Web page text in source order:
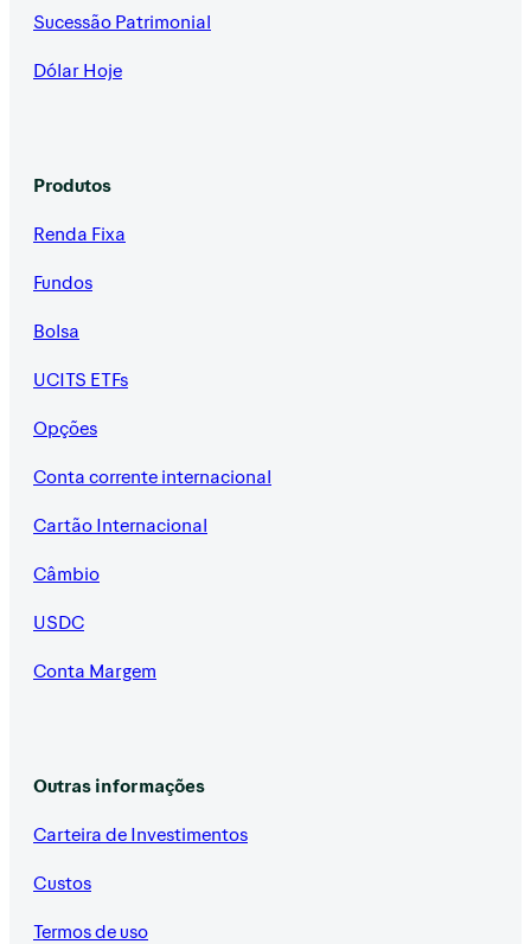
Sucessão Patrimonial
Dólar Hoje
Produtos
Renda Fixa
Fundos
Bolsa
UCITS ETFs
Opções
Conta corrente internacional
Cartão Internacional
Câmbio
USDC
Conta Margem
Outras informações
Carteira de Investimentos
Custos
Termos de uso